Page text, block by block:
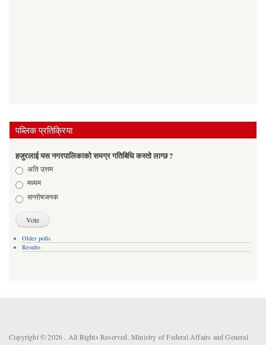
पब्लिक प्रतिक्रिया
हजुरलाई यस नगरपालिकाको समग्र गतिबिधि कस्तो लाग्छ ?
Choicesअति उत्तम
मध्यम
सन्तोषजनक
Older polls
Results
Copyright © 2026 . All Rights Reserved. Ministry of Federal Affairs and General